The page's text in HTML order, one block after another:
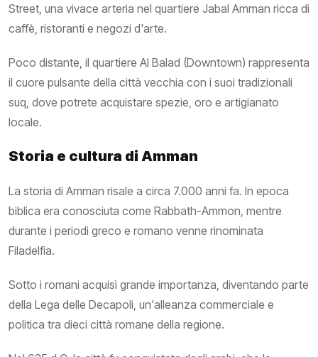
Street, una vivace arteria nel quartiere Jabal Amman ricca di
caffè, ristoranti e negozi d'arte.
Poco distante, il quartiere Al Balad (Downtown) rappresenta
il cuore pulsante della città vecchia con i suoi tradizionali
suq, dove potrete acquistare spezie, oro e artigianato
locale.
Storia e cultura di Amman
La storia di Amman risale a circa 7.000 anni fa. In epoca
biblica era conosciuta come Rabbath-Ammon, mentre
durante i periodi greco e romano venne rinominata
Filadelfia.
Sotto i romani acquisì grande importanza, diventando parte
della Lega delle Decapoli, un'alleanza commerciale e
politica tra dieci città romane della regione.